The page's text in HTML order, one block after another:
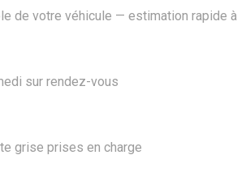
de votre véhicule — estimation rapide à
sur rendez-vous
grise prises en charge